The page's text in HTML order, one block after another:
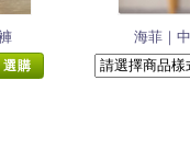
選購
海菲｜